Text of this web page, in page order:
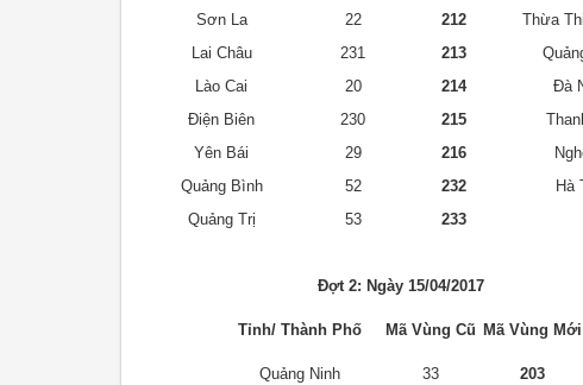
Sơn La
22 212 Thừa
Lai Châu
231 213
Lào Cai
20 214 Đà
Điện Biên
230 215
Yên Bái
29 216
Quảng Bình
52 232 Hà
Quảng Trị
53 233
Đợt 2: Ngày 15/04/2017
Tỉnh/ Thành Phố Mã Vùng Cũ Mã Vùng Mới
Quảng Ninh
33 203